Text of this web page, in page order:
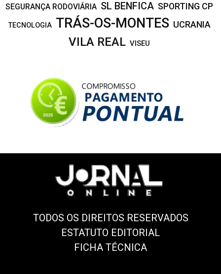
SEGURANÇA RODOVIÁRIA SL BENFICA SPORTING CP
TECNOLOGIA TRÁS-OS-MONTES UCRANIA
VILA REAL VISEU
TODOS OS DIREITOS RESERVADOS
ESTATUTO EDITORIAL
FICHA TÉCNICA